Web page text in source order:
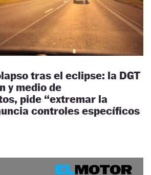
tras el eclipse: la DGT
y medio de
pide “extremar la
controles específicos